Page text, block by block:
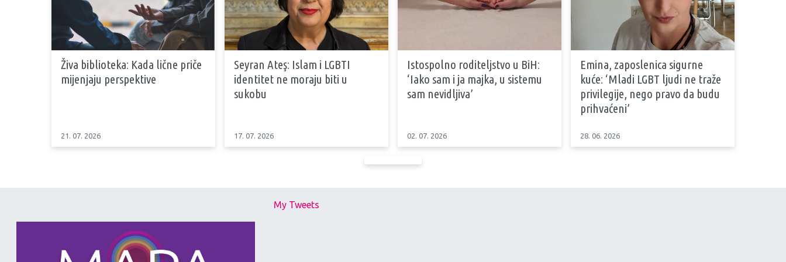
Živa biblioteka: Kada lične priče
mijenjaju perspektive
21. 07. 2026
Seyran Ateş: Islam i LGBTI
identitet ne moraju biti u
sukobu
17. 07. 2026
Istospolno roditeljstvo u BiH:
‘Iako sam i ja majka, u sistemu
sam nevidljiva’
02. 07. 2026
Emina, zaposlenica sigurne
kuće: ‘Mladi LGBT ljudi ne traže
privilegije, nego pravo da budu
prihvaćeni’
28. 06. 2026
My Tweets